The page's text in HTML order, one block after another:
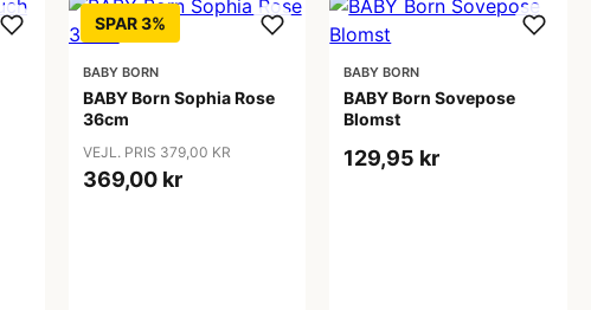
SPAR 3%
BABY BORN
BABY Born Sophia Rose
36cm
VEJL. PRIS 379,00 KR
369,00 kr
BABY BORN
BABY Born Sovepose
Blomst
129,95 kr